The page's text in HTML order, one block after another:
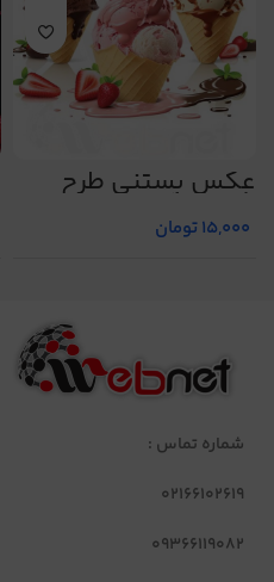
عکس بستنی طرح
شماره 15
15,000تومان
شماره تماس :
02166102619
09366119082